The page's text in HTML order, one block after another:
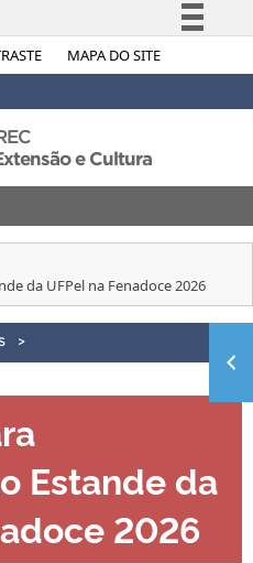
MAPA DO SITE
Simplifique!
Acesso à informação
Legislação
e Cultura
da UFPel na Fenadoce 2026
>
Estande da
2026